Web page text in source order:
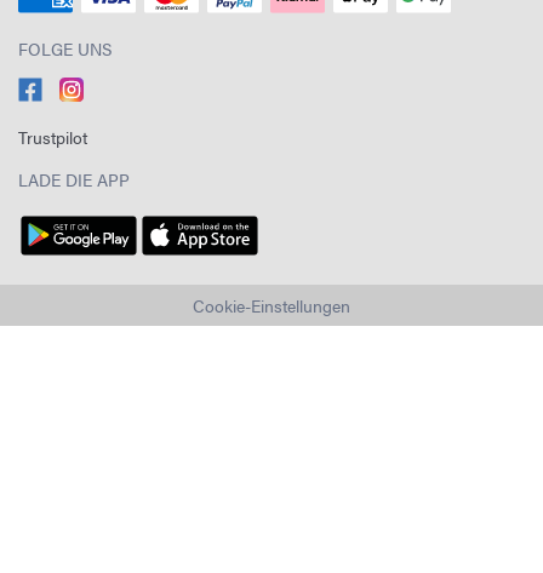
FOLGE UNS
Trustpilot
LADE DIE APP
Cookie-Einstellungen